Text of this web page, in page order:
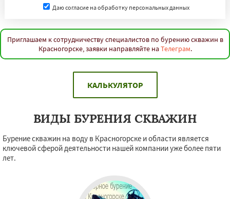
Даю согласие на обработку персональных данных
Приглашаем к сотрудничеству специалистов по бурению скважин в
Красногорске, заявки направляйте на Телеграм.
КАЛЬКУЛЯТОР
ВИДЫ БУРЕНИЯ СКВАЖИН
Бурение скважин на воду в Красногорске и области является
ключевой сферой деятельности нашей компании уже более пяти
лет.